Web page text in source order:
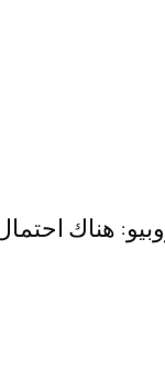
هناك